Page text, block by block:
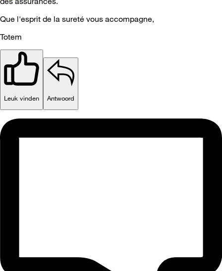
Que l'esprit de la sureté vous accompagne,
Totem
Leuk vinden Antwoord